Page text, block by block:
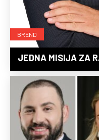
BREND
JEDNA MISIJA ZA